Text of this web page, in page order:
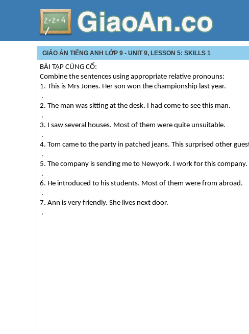
GIÁO ÁN TIẾNG ANH LỚP 9 - UNIT 9, LESSON 5: SKILLS 1
BÀI TẬP CỦNG CỐ:
Combine the sentences using appropriate relative pronouns:
1. This is Mrs Jones. Her son won the championship last year.
.
2. The man was sitting at the desk. I had come to see this man.
.
3. I saw several houses. Most of them were quite unsuitable.
.
4. Tom came to the party in patched jeans. This surprised other
.
5. The company is sending me to Newyork. I work for this company.
.
6. He introduced to his students. Most of them were from abroad.
.
7. Ann is very friendly. She lives next door.
.